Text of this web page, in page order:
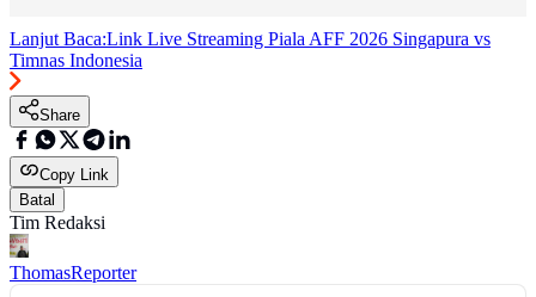
Lanjut Baca:Link Live Streaming Piala AFF 2026 Singapura vs
Timnas Indonesia
Share
Copy Link
Batal
Tim Redaksi
ThomasReporter